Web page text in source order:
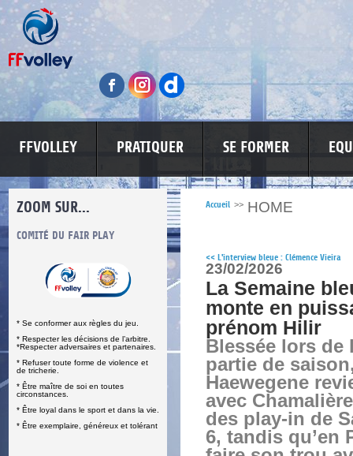
FFVOLLEY PRATIQUER SE FORMER
ZOOM SUR...
COMITÉ DU FAIR PLAY
* Se conformer aux règles du jeu.
* Respecter les décisions de l’arbitre.
*Respecter adversaires et partenaires.
* Refuser toute forme de violence et
de tricherie.
* Être maître de soi en toutes
circonstances.
* Être loyal dans le sport et dans la vie.
* Être exemplaire, généreux et tolérant
LUTTE CONTRE LES VIOLENCES
Accueil >> HOME
<< L'interview bleue : Clémence Vieira
23/02/2026
La Semaine
monte en
prénom Hilir
Blessée lors de
partie de
Haewegene
avec
des play-in de
6, tandis qu’en